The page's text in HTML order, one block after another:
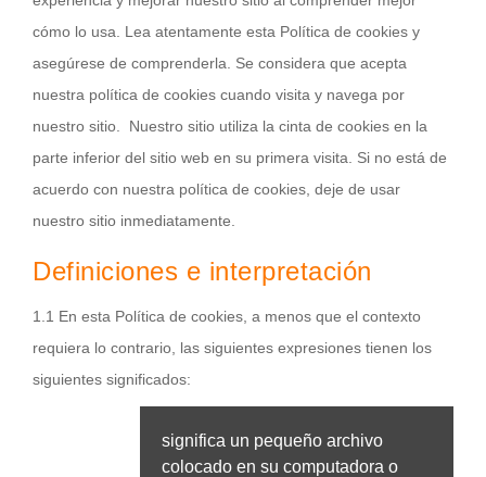
cómo lo usa. Lea atentamente esta Política de cookies y
asegúrese de comprenderla. Se considera que acepta
nuestra política de cookies cuando visita y navega por
nuestro sitio. Nuestro sitio utiliza la cinta de cookies en la
parte inferior del sitio web en su primera visita. Si no está de
acuerdo con nuestra política de cookies, deje de usar
nuestro sitio inmediatamente.
Definiciones e interpretación
1.1 En esta Política de cookies, a menos que el contexto
requiera lo contrario, las siguientes expresiones tienen los
siguientes significados:
significa un pequeño archivo
colocado en su computadora o